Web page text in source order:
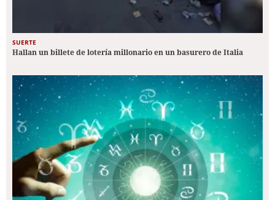
SUERTE
Hallan un billete de lotería millonario en un basurero de Italia